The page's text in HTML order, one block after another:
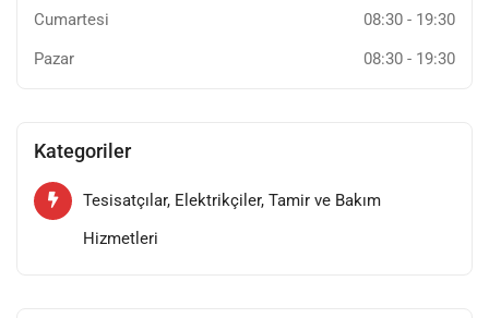
Cumartesi
08:30 - 19:30
Pazar
08:30 - 19:30
Kategoriler
Tesisatçılar, Elektrikçiler, Tamir ve Bakım
Hizmetleri